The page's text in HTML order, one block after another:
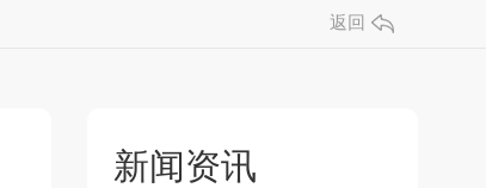
返回
新闻资讯